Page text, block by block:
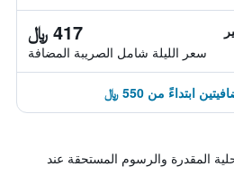
417 ﷼
سعر الليلة شامل الصريبة المضافة
المقدرة والرسوم المستحقة عند